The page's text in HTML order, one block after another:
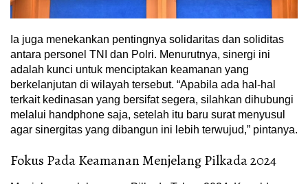
Ia juga menekankan pentingnya solidaritas dan soliditas
antara personel TNI dan Polri. Menurutnya, sinergi ini
adalah kunci untuk menciptakan keamanan yang
berkelanjutan di wilayah tersebut. “Apabila ada hal-hal
terkait kedinasan yang bersifat segera, silahkan dihubungi
melalui handphone saja, setelah itu baru surat menyusul
agar sinergitas yang dibangun ini lebih terwujud,” pintanya.
Fokus Pada Keamanan Menjelang Pilkada 2024